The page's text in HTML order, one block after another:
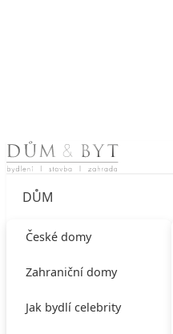
Skip to content
DŮM
České domy
Zahraniční domy
Jak bydlí celebrity